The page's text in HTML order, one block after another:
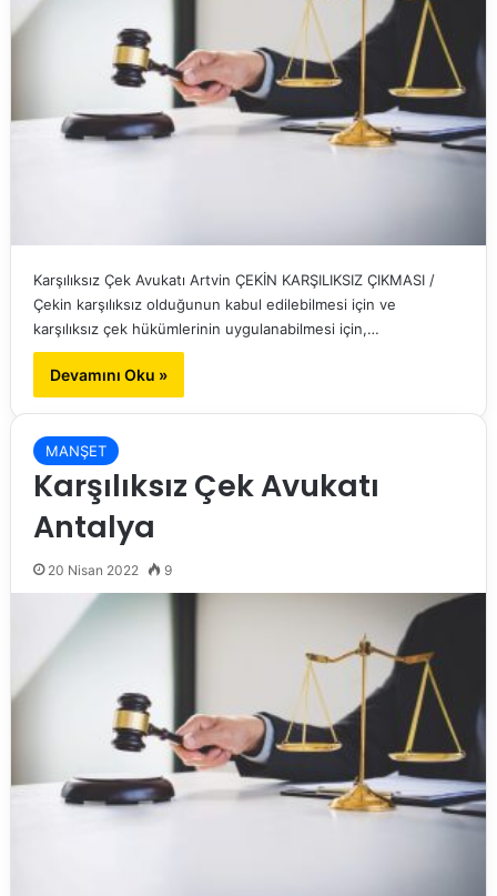
Karşılıksız Çek Avukatı Artvin ÇEKİN KARŞILIKSIZ ÇIKMASI /
Çekin karşılıksız olduğunun kabul edilebilmesi için ve
karşılıksız çek hükümlerinin uygulanabilmesi için,…
Devamını Oku »
MANŞET
Karşılıksız Çek Avukatı
Antalya
20 Nisan 2022 9